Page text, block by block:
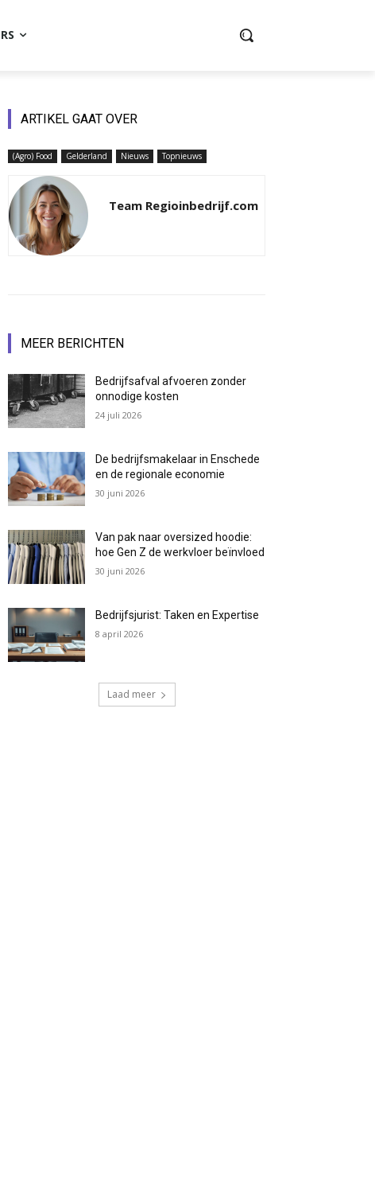
ARTIKEL GAAT OVER
(Agro) Food Gelderland Nieuws Topnieuws
Team Regioinbedrijf.com
MEER BERICHTEN
Bedrijfsafval afvoeren zonder
onnodige kosten
24 juli 2026
De bedrijfsmakelaar in Enschede
en de regionale economie
30 juni 2026
Van pak naar oversized hoodie:
hoe Gen Z de werkvloer beïnvloed
30 juni 2026
Bedrijfsjurist: Taken en Expertise
8 april 2026
Laad meer